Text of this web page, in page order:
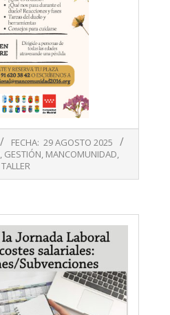
FECHA: 29 AGOSTO 2025
, GESTIÓN, MANCOMUNIDAD,
TALLER